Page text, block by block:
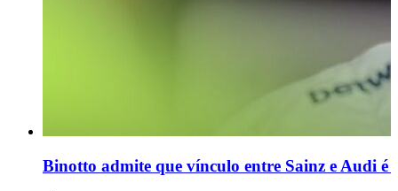
Binotto admite que vínculo entre Sainz e Audi